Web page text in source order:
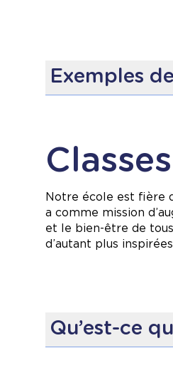
Exemples
Sensibilisation
Verdissement de
Nous restons
pour toutes et tous.
Notre école est fière
a comme mission
et le bien-être de
d’autant plus
Qu’est-ce